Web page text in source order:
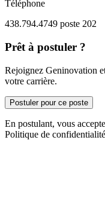
Téléphone
438.794.4749 poste 202
Prêt à postuler ?
Rejoignez Geninovation
votre carrière.
Postuler pour ce poste
En postulant, vous
Politique de